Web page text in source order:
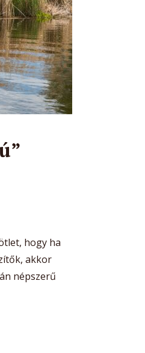
hogy ha
akkor
népszerű